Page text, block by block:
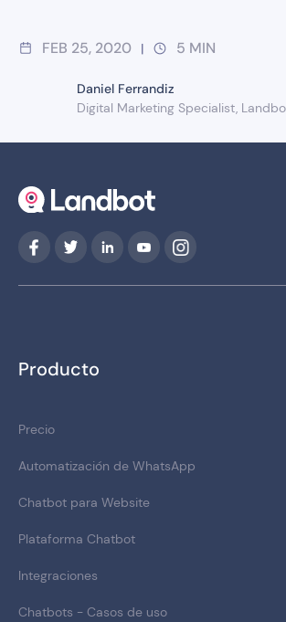
FEB 25, 2020 | 5 MIN
Daniel Ferrandiz
Digital Marketing Specialist,
Producto
Precio
Automatización de WhatsApp
Chatbot para Website
Plataforma Chatbot
Integraciones
Chatbots - Casos de uso